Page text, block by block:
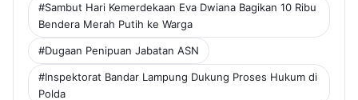
#Sambut Hari Kemerdekaan Eva Dwiana Bagikan 10 Ribu
Bendera Merah Putih ke Warga
#Dugaan Penipuan Jabatan ASN
#Inspektorat Bandar Lampung Dukung Proses Hukum di
Polda